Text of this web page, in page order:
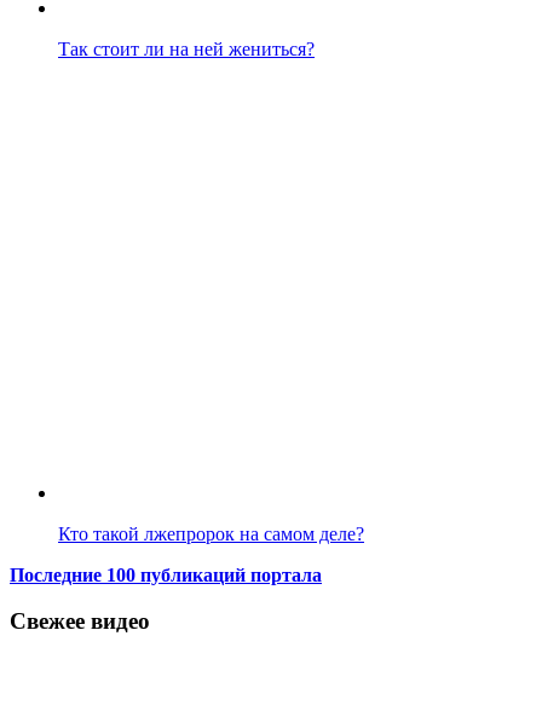
Так стоит ли на ней жениться?
Кто такой лжепророк на самом деле?
Последние 100 публикаций портала
Свежее видео